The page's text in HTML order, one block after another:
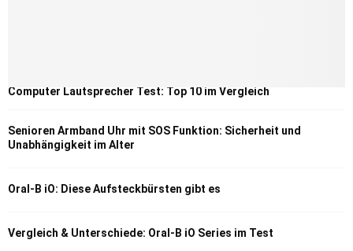
Computer Lautsprecher Test: Top 10 im Vergleich
Senioren Armband Uhr mit SOS Funktion: Sicherheit und
Unabhängigkeit im Alter
Oral-B iO: Diese Aufsteckbürsten gibt es
Vergleich & Unterschiede: Oral-B iO Series im Test